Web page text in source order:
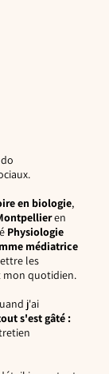
en biologie,
en
Physiologie
médiatrice
les
mon quotidien.
j'ai
s'est gâté :